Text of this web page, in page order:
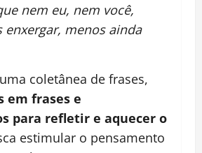
nem eu, nem você,
enxergar, menos ainda
coletânea de frases,
em frases e
para refletir e aquecer o
estimular o pensamento